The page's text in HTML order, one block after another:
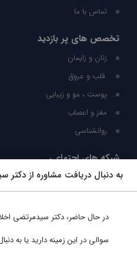
تماس با ما
تخصص های پر بازدید
زنان و زایمان
قلب و عروق
پوست ، مو و زیبایی
مغز و اعصاب
روانشناسی
شبکه های اجتماعی
ما را در شبکه های اجتماعی دنبال کنید
به دنبال دریافت مشاوره از
در حال حاضر، دکتر سیدمرتضی
سوالی در این زمینه دارید یا به